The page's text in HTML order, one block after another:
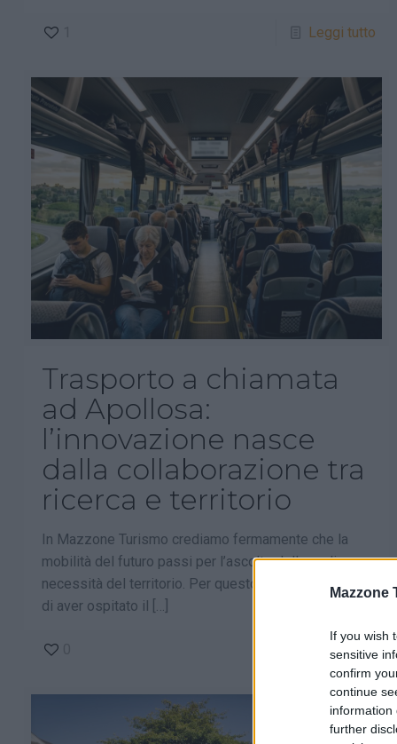
Mazzone
If you wish
sensitive
confirm
continue
information
further
Leggi tutto
Trasporto a chiamata
ad Apollosa:
l’innovazione nasce
dalla collaborazione tra
ricerca e territorio
In Mazzone Turismo crediamo fermamente che la
mobilità del futuro passi per l’ascolto delle reali
necessità del territorio. Per questo siamo orgogliosi
di aver ospitato il
Leggi tutto